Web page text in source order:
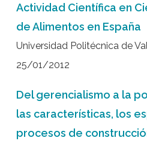
Actividad Científica en
de Alimentos en España
Universidad Politécnica de
25/01/2012
Del gerencialismo a la
las características, los
procesos de